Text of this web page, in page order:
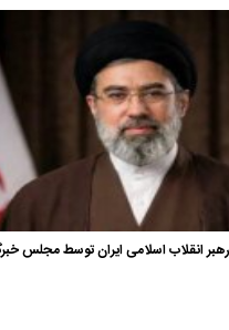
انقلاب اسلامی ایران توسط مجلس